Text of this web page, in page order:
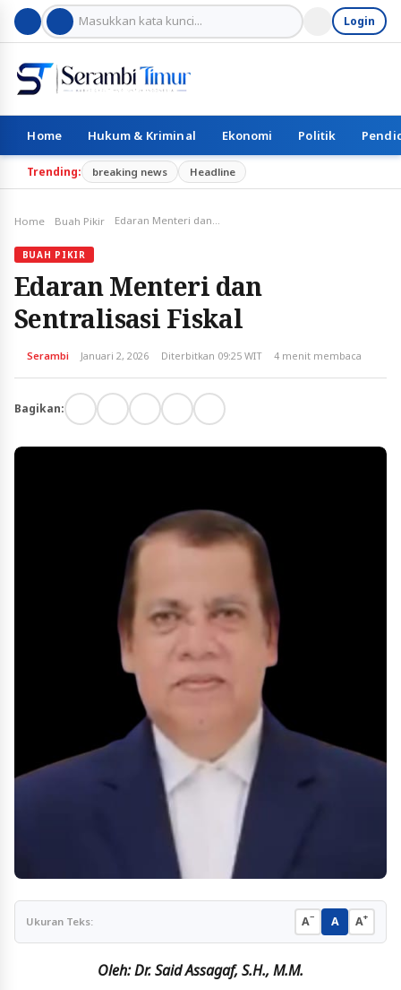
Login
Home Hukum & Kriminal Ekonomi Politik
Trending: breaking news Headline
Home Buah Pikir Edaran Menteri dan Sentralisasi Fiskal
BUAH PIKIR
Edaran Menteri dan
Sentralisasi Fiskal
Serambi Januari 2, 2026 Diterbitkan 09:25 WIT 4 menit membaca
Bagikan:
Ukuran Teks: A− A A+
Oleh: Dr. Said Assagaf, S.H., M.M.